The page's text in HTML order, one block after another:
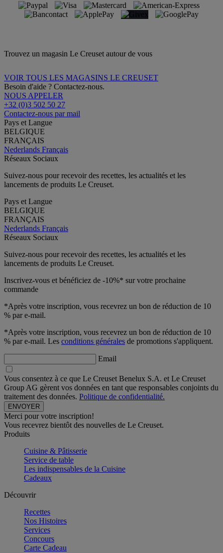
Trouvez un magasin Le Creuset autour de vous
VOIR TOUS LES MAGASINS LE CREUSET
Besoin d'aide ? Contactez-nous.
NOUS APPELER
+32 (0)3 502 50 27
Contactez-nous par mail
Pays et Langue
BELGIQUE
FRANÇAIS
Nederlands Français
Réseaux Sociaux
Suivez-nous pour recevoir des recettes, les actualités et les
lancements de produits Le Creuset.
Pays et Langue
BELGIQUE
FRANÇAIS
Nederlands Français
Réseaux Sociaux
Suivez-nous pour recevoir des recettes, les actualités et les
lancements de produits Le Creuset.
Inscrivez-vous et bénéficiez de -10%* sur votre prochaine
commande
*Après votre inscription, vous recevrez un bon de réduction de 10
% par e-mail.
*Après votre inscription, vous recevrez un bon de réduction de 10
% par e-mail. Les conditions générales de promotions s'appliquent.
Email
Vous consentez à ce que Le Creuset Benelux S.A. et Le Creuset
Group AG gèrent vos données en tant que responsables conjoints du
traitement des données. Politique de confidentialité.
Merci pour votre inscription!
Vous recevrez bientôt des nouvelles de Le Creuset.
Produits
Cuisine & Pâtisserie
Service de table
Les indispensables de la Cuisine
Cadeaux
Découvrir
Recettes
Nos Histoires
Services
Concours
Carte Cadeau